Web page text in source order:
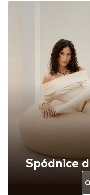
Spódnice